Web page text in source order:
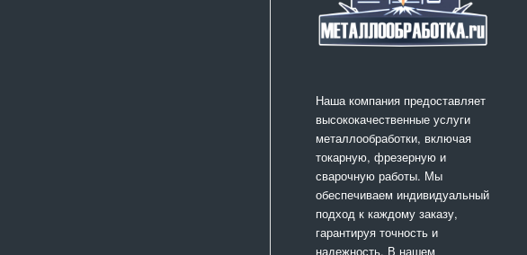
Наша компания предоставляет
высококачественные услуги
металлообработки, включая
токарную, фрезерную и
сварочную работы. Мы
обеспечиваем индивидуальный
подход к каждому заказу,
гарантируя точность и
надежность. В нашем